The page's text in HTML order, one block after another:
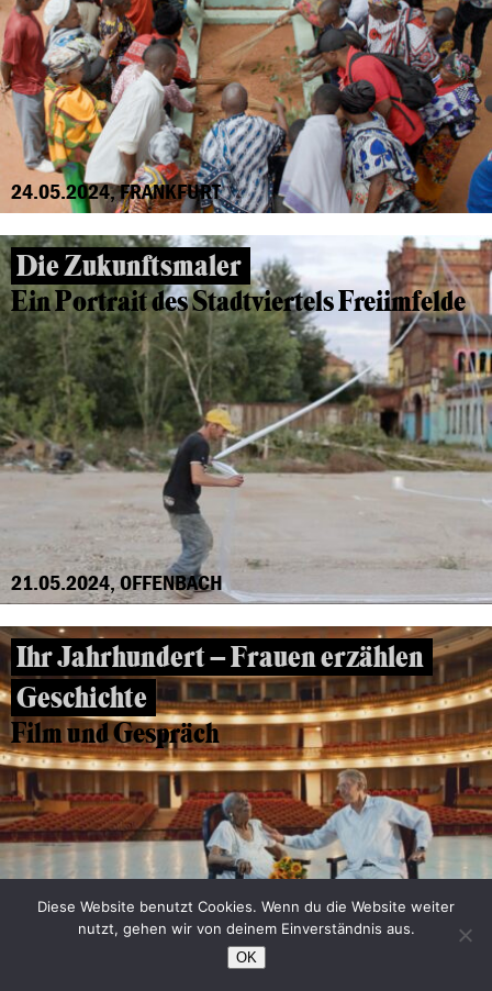
24.05.2024, FRANKFURT
Die Zukunftsmaler
Ein Portrait des Stadtviertels Freiimfelde
21.05.2024, OFFENBACH
Ihr Jahrhundert – Frauen erzählen
Geschichte
Film und Gespräch
Diese Website benutzt Cookies. Wenn du die Website weiter
nutzt, gehen wir von deinem Einverständnis aus.
OK